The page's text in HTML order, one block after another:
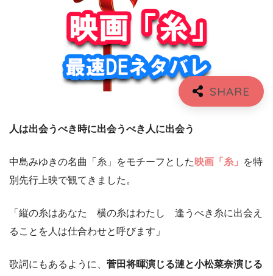
人は出会うべき時に出会うべき人に出会う
中島みゆきの名曲「糸」をモチーフとした 映画「糸」
を特
別先行上映で観てきました。
「縦の糸はあなた 横の糸はわたし 逢うべき糸に出会え
ることを人は仕合わせと呼びます」
歌詞にもあるように、 菅田将暉演じる漣と小松菜奈演じる